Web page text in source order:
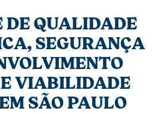
DE QUALIDADE
SEGURANÇA
VIABILIDADE
SÃO PAULO